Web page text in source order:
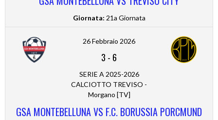
Giornata: 21a Giornata
26 Febbraio 2026
3 - 6
SERIE A 2025-2026
CALCIOTTO TREVISO -
Morgano [TV]
GSA MONTEBELLUNA VS F.C. BORUSSIA PORCMUND